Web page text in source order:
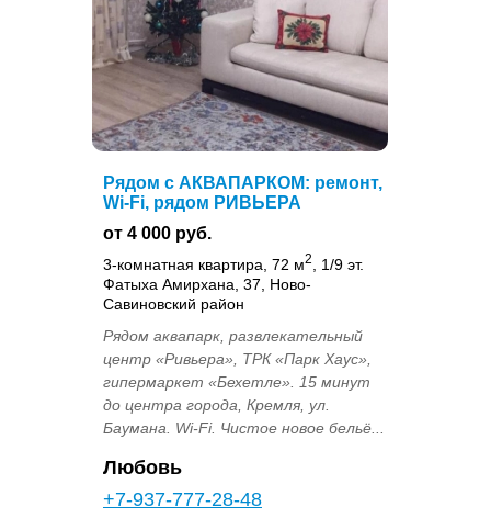
Рядом с АКВАПАРКОМ: ремонт,
Wi-Fi, рядом РИВЬЕРА
от 4 000 руб.
3-комнатная квартира, 72 м2
, 1/9 эт.
Фатыха Амирхана, 37, Ново-
Савиновский район
Рядом аквапарк, развлекательный
центр «Ривьера», ТРК «Парк Хаус»,
гипермаркет «Бехетле». 15 минут
до центра города, Кремля, ул.
Баумана. Wi-Fi. Чистое новое бельё...
Любовь
+7-937-777-28-48